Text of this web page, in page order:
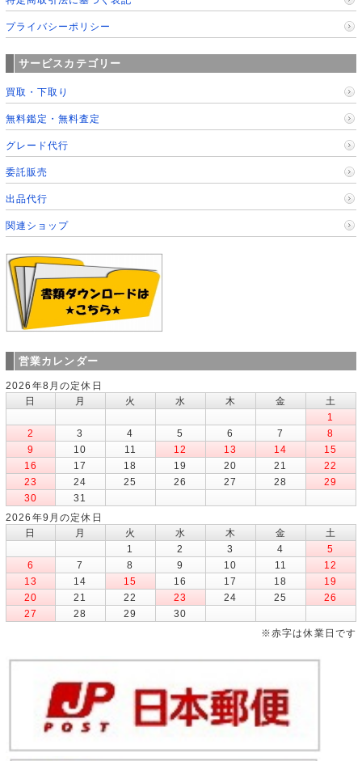
プライバシーポリシー
サービスカテゴリー
買取・下取り
無料鑑定・無料査定
グレード代行
委託販売
出品代行
関連ショップ
営業カレンダー
2026年8月の定休日
日
月 火 水 木 金
土
1
2
3 4 5 6 7
8
9
10 11 12 13 14
15
16
17 18 19 20 21
22
23
24 25 26 27 28
29
30
31
2026年9月の定休日
日
月 火 水 木 金
土
1
2 3 4
5
6
7 8 9 10 11
12
13
14 15 16 17 18
19
20
21 22 23 24 25
26
27
28 29
30
※赤字は休業日です